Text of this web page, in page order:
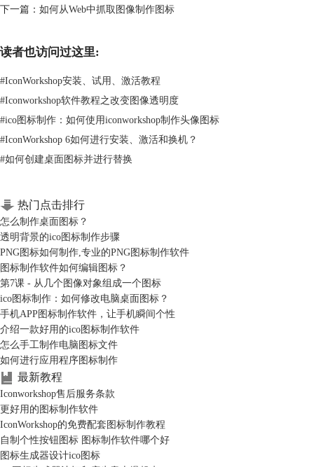
下一篇： 如何从Web中抓取图像制作图标
读者也访问过这里:
#IconWorkshop安装、试用、激活教程
#Iconworkshop软件教程之改变图像透明度
#ico图标制作：如何使用iconworkshop制作头像图标
#IconWorkshop 6如何进行安装、激活和换机？
#如何创建桌面图标并进行替换
热门点击排行
怎么制作桌面图标？
透明背景的ico图标制作步骤
PNG图标如何制作,专业的PNG图标制作软件
图标制作软件如何编辑图标？
第7课 - 从几个图像对象组成一个图标
ico图标制作：如何修改电脑桌面图标？
手机APP图标制作软件，让手机瞬间个性
介绍一款好用的ico图标制作软件
怎么手工制作电脑图标文件
如何进行应用程序图标制作
最新教程
Iconworkshop售后服务条款
更好用的图标制作软件
IconWorkshop的免费配套图标制作教程
自制个性按钮图标 图标制作软件哪个好
图标生成器设计ico图标